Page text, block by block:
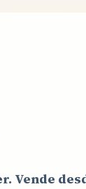
Vende